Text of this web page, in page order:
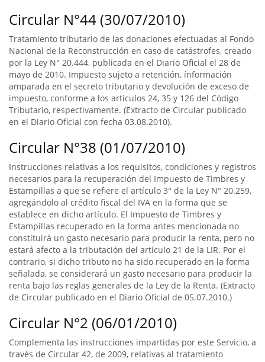
Circular N°44 (30/07/2010)
Tratamiento tributario de las donaciones efectuadas al Fondo
Nacional de la Reconstrucción en caso de catástrofes, creado
por la Ley N° 20.444, publicada en el Diario Oficial el 28 de
mayo de 2010. Impuesto sujeto a retención, ínformación
amparada en el secreto tributario y devolución de exceso de
impuesto, conforme a los artículos 24, 35 y 126 del Código
Tributario, respectivamente. (Extracto de Circular publicado
en el Diario Oficial con fecha 03.08.2010).
Circular N°38 (01/07/2010)
Instrucciones relativas a los requisitos, condiciones y registros
necesarios para la recuperación del Impuesto de Timbres y
Estampillas a que se refiere el artículo 3° de la Ley N° 20.259,
agregándolo al crédito fiscal del IVA en la forma que se
establece en dicho artículo. El Impuesto de Timbres y
Estampillas recuperado en la forma antes mencionada no
constituirá un gasto necesario para producir la renta, pero no
estará afecto a la tributación del artículo 21 de la LIR. Por el
contrario, si dicho tributo no ha sido recuperado en la forma
señalada, se considerará un gasto necesario para producir la
renta bajo las reglas generales de la Ley de la Renta. (Extracto
de Circular publicado en el Diario Oficial de 05.07.2010.)
Circular N°2 (06/01/2010)
Complementa las instrucciones impartidas por este Servicio, a
través de Circular 42, de 2009, relativas al tratamiento